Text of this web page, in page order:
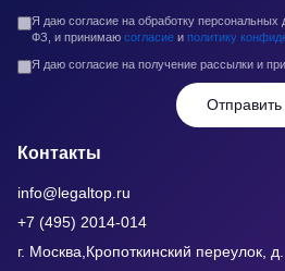
Я даю согласие на обработку персональных
ФЗ, и принимаю согласие и политику
Я даю согласие на получение рассылки и
Отправить
Контакты
info@legaltop.ru
+7 (495) 2014-014
г. Москва,Кропоткинский переулок,